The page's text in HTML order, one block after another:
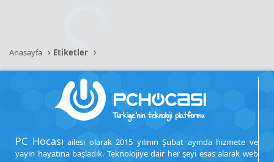
Anasayfa Etiketler
PC Hocası ailesi olarak 2015 yılının Şubat ayında hizmete ve
yayın hayatına başladık. Teknolojiye dair her şeyi esas alarak web